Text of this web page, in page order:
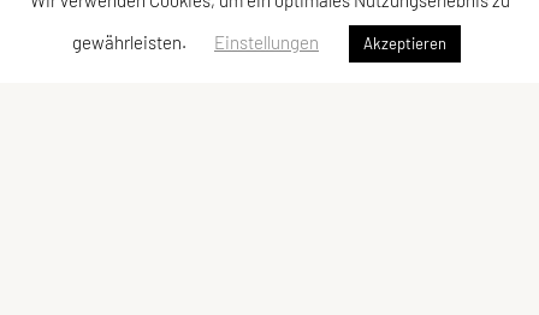
gewährleisten.
Einstellungen Akzeptieren